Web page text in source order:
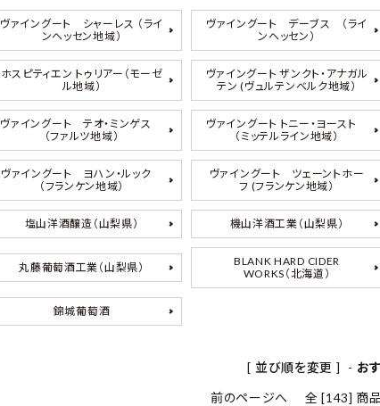
白ワイン（中辛口）
白ワイン（甘口）
￥2,001～￥3,000
￥5,001～￥6,000
ドルンフェルダー その他（
ヴァイングート シャーレス （ライ
ンヘッセン地域）
ヴァイングート デーブス （ライ
ンヘッセン）
ホスピティエン トゥリアー（モーゼ
ル地域）
ヴァイングート ザンクト・アナガル
テン (ヴュルテンベルク地域）
ヴァイングート テオ・ミンゲス
（ファルツ地域）
ヴァイングート トニー・ヨースト
（ミッテルライン地域）
ヴァイングート ヨハン・ルック
（フランケン地域）
ヴァイングート ツェーントホー
フ (フランケン地域）
塩山洋酒醸造（山梨県） 機山洋酒工業（山梨県）
丸藤葡萄酒工業（山梨県）
BLANK HARD CIDER
WORKS（北海道）
錦城葡萄酒
[ 並び順を変更 ] - お
前のページへ
全 [143] 商